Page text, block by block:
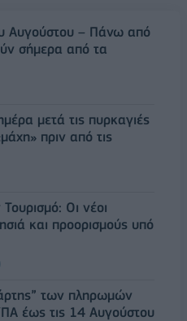
Αυγούστου – Πάνω από
σήμερα από τα
μετά τις πυρκαγιές
πριν από τις
Οι νέοι
και προορισμούς υπό
των πληρωμών
έως τις 14 Αυγούστου